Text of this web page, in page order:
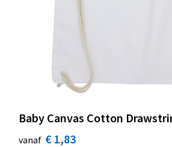
Baby Canvas Cotton
vanaf € 1,83